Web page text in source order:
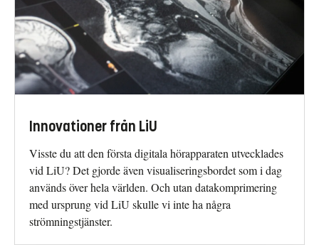
Innovationer från LiU
Visste du att den första digitala hörapparaten utvecklades
vid LiU? Det gjorde även visualiseringsbordet som i dag
används över hela världen. Och utan datakomprimering
med ursprung vid LiU skulle vi inte ha några
strömningstjänster.